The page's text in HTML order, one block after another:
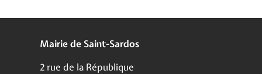
Mairie de Saint-Sardos
2 rue de la République